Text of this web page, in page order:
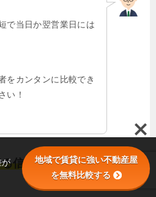
で当日か翌営業日には
をカンタンに比較でき
い！
信頼できる業者を探せる
が
地域で賃貸に強い不動産屋
を無料比較する